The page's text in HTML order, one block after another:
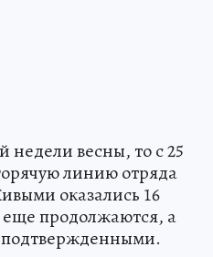
недели весны, то с 25
линию отряда
оказались 16
еще продолжаются, а